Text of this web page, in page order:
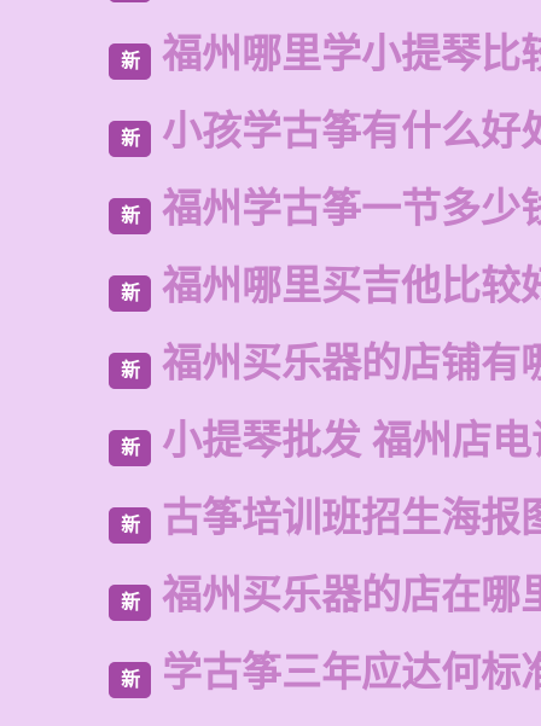
新 福州哪里学小提琴比
新 小孩学古筝有什么好
新 福州学古筝一节多少
新 福州哪里买吉他比较
新 福州买乐器的店铺有
新 小提琴批发 福州店
新 古筝培训班招生海报
新 福州买乐器的店在哪
新 学古筝三年应达何标